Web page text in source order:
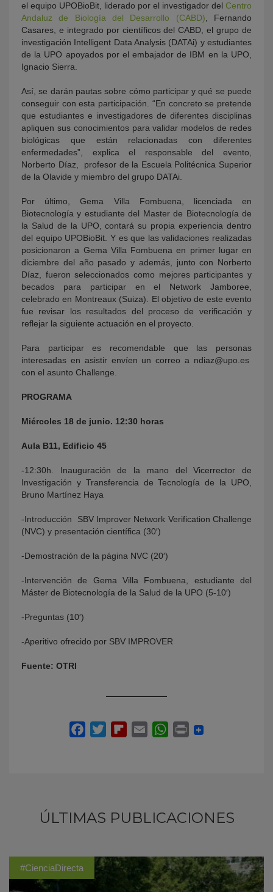
el equipo UPOBioBit, liderado por el investigador del Centro
Andaluz de Biología del Desarrollo (CABD) , Fernando
Casares, e integrado por científicos del CABD, el grupo de
investigación Intelligent Data Analysis (DATAi) y estudiantes
de la UPO apoyados por el embajador de IBM en la UPO,
Ignacio Sierra.
Así, se darán pautas sobre cómo participar y qué se puede
conseguir con esta participación. “En concreto se pretende
que estudiantes e investigadores de diferentes disciplinas
apliquen sus conocimientos para validar modelos de redes
biológicas que están relacionadas con diferentes
enfermedades”, explica el responsable del evento,
Norberto Díaz, profesor de la Escuela Politécnica Superior
de la Olavide y miembro del grupo DATAi.
Por último, Gema Villa Fombuena, licenciada en
Biotecnología y estudiante del Master de Biotecnología de
la Salud de la UPO, contará su propia experiencia dentro
del equipo UPOBioBit. Y es que las validaciones realizadas
posicionaron a Gema Villa Fombuena en primer lugar en
diciembre del año pasado y además, junto con Norberto
Díaz, fueron seleccionados como mejores participantes y
becados para participar en el Network Jamboree,
celebrado en Montreaux (Suiza). El objetivo de este evento
fue revisar los resultados del proceso de verificación y
reflejar la siguiente actuación en el proyecto.
Para participar es recomendable que las personas
interesadas en asistir envíen un correo a ndiaz@upo.es
con el asunto Challenge.
PROGRAMA
Miércoles 18 de junio. 12:30 horas
Aula B11, Edificio 45
-12:30h. Inauguración de la mano del Vicerrector de
Investigación y Transferencia de Tecnología de la UPO,
Bruno Martínez Haya
-Introducción SBV Improver Network Verification Challenge
(NVC) y presentación científica (30′)
-Demostración de la página NVC (20′)
-Intervención de Gema Villa Fombuena, estudiante del
Máster de Biotecnología de la Salud de la UPO (5-10′)
-Preguntas (10′)
-Aperitivo ofrecido por SBV IMPROVER
Fuente: OTRI
ÚLTIMAS PUBLICACIONES
#CienciaDirecta